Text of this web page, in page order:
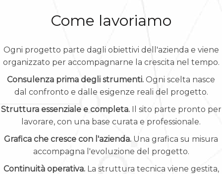
Come lavoriamo
Ogni progetto parte dagli obiettivi dell'azienda e viene
organizzato per accompagnarne la crescita nel tempo.
Consulenza prima degli strumenti. Ogni scelta nasce
dal confronto e dalle esigenze reali del progetto.
Struttura essenziale e completa.Il sito parte pronto per
lavorare, con una base curata e professionale.
Grafica che cresce con l'azienda. Una grafica su misura
accompagna l'evoluzione del progetto.
Continuità operativa.La struttura tecnica viene gestita,